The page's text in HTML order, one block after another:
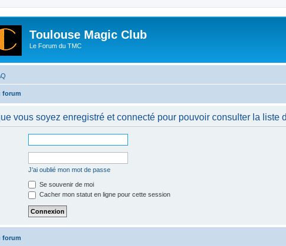
Toulouse Magic Club
Le Forum du TMC
forum
vous soyez enregistré et connecté pour pouvoir consulter la liste
J’ai oublié mon mot de passe
Se souvenir de moi
Cacher mon statut en ligne pour cette session
forum